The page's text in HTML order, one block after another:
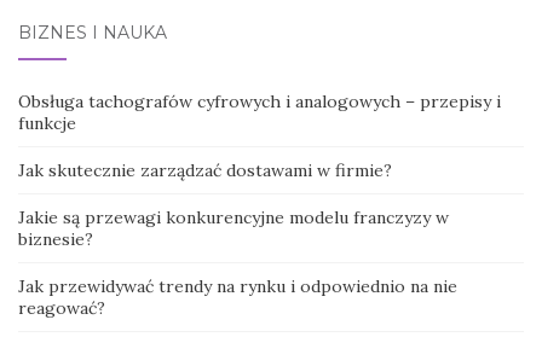
BIZNES I NAUKA
Obsługa tachografów cyfrowych i analogowych – przepisy i
funkcje
Jak skutecznie zarządzać dostawami w firmie?
Jakie są przewagi konkurencyjne modelu franczyzy w
biznesie?
Jak przewidywać trendy na rynku i odpowiednio na nie
reagować?